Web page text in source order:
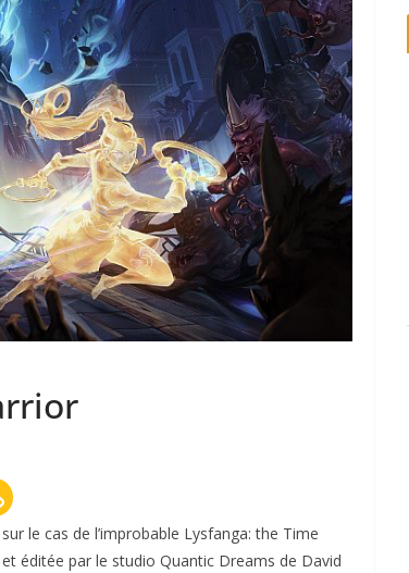
le cas de l’improbable Lysfanga: the Time
éditée par le studio Quantic Dreams de David